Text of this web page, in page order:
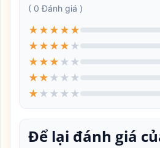
( 0 Đánh giá )
★ ★ ★ ★ ★
★ ★ ★ ★ ★
★ ★ ★ ★ ★
★ ★ ★ ★ ★
★ ★ ★ ★ ★
Để lại đánh giá